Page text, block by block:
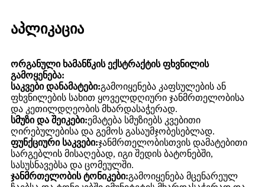
აპლიკაცია
ორგანული ხამანწკის ექსტრაქტის ფხვნილის
გამოყენება:
საკვები დანამატები:გამოიყენება კაფსულების ან
ფხვნილების სახით ყოველდღიური ჯანმრთელობისა
და კეთილდღეობის მხარდასაჭერად.
სმუზი და შეიკები:ემატება სმუზიებს კვებითი
ღირებულებისა და გემოს გასაუმჯობესებლად.
ფუნქციური საკვები:ჯანმრთელობისთვის დამატებითი
სარგებლის მისაღებად, იგი შედის ბატონებში,
სასუსნავებსა და ცომეულში.
ჯანმრთელობის ტონიკები:გამოიყენება მცენარეულ